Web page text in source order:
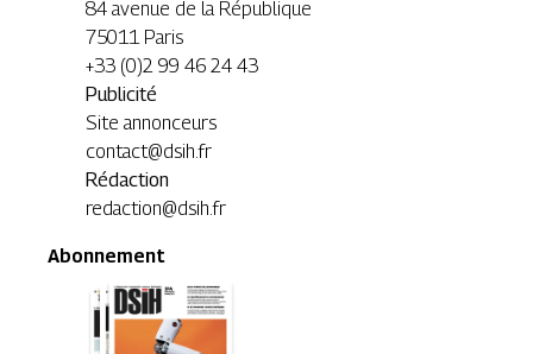
84 avenue de la République
75011 Paris
+33 (0)2 99 46 24 43
Publicité
Site annonceurs
contact@dsih.fr
Rédaction
redaction@dsih.fr
Abonnement